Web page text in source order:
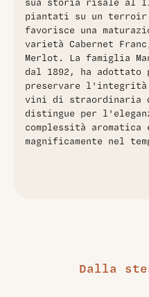
avvolgente, con tannini
che accompagna un finale
di grande prestigio è ideale
rosse, selvaggina e
un lungo invecchiamento.
sua storia risale al
piantati su un terroir
favorisce una
varietà Cabernet
Merlot. La famiglia
dal 1892, ha
preservare
vini di straordinaria
distingue per
complessità
magnificamente nel
Dalla